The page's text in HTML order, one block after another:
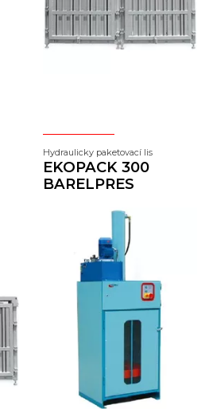
Hydraulicky paketovací lis
EKOPACK 300
BARELPRES